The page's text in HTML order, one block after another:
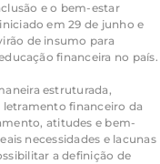
e o bem-estar
em 29 de junho e
de insumo para
financeira no país.
estruturada,
letramento financeiro da
atitudes e bem-
necessidades e lacunas
a definição de